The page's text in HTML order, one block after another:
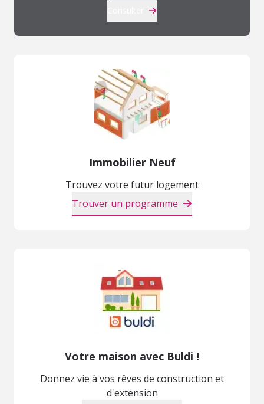
Immobilier Neuf
Trouvez votre futur logement
Trouver un programme
Votre maison avec Buldi !
Donnez vie à vos rêves de construction et
d'extension